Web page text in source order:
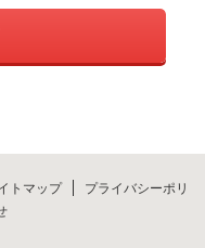
トマップ
プライバシーポリ